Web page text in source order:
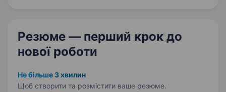
Резюме — перший крок до
нової роботи
Не більше 3 хвилин
Щоб створити та розмістити ваше резюме.